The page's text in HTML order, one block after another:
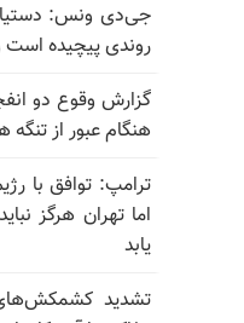
جی‌دی ونس:
روندی پیچیده است
گزارش وقوع دو
هنگام عبور از تنگه
ترامپ: توافق با
اما تهران هرگز
یابد
تشدید